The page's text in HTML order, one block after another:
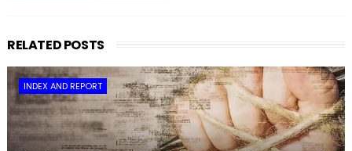
RELATED POSTS
INDEX AND REPORT